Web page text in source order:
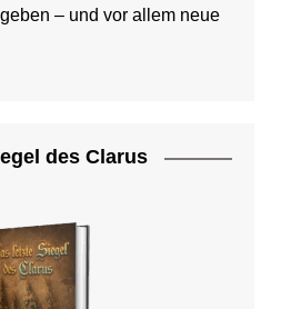
– und vor allem neue
des Clarus